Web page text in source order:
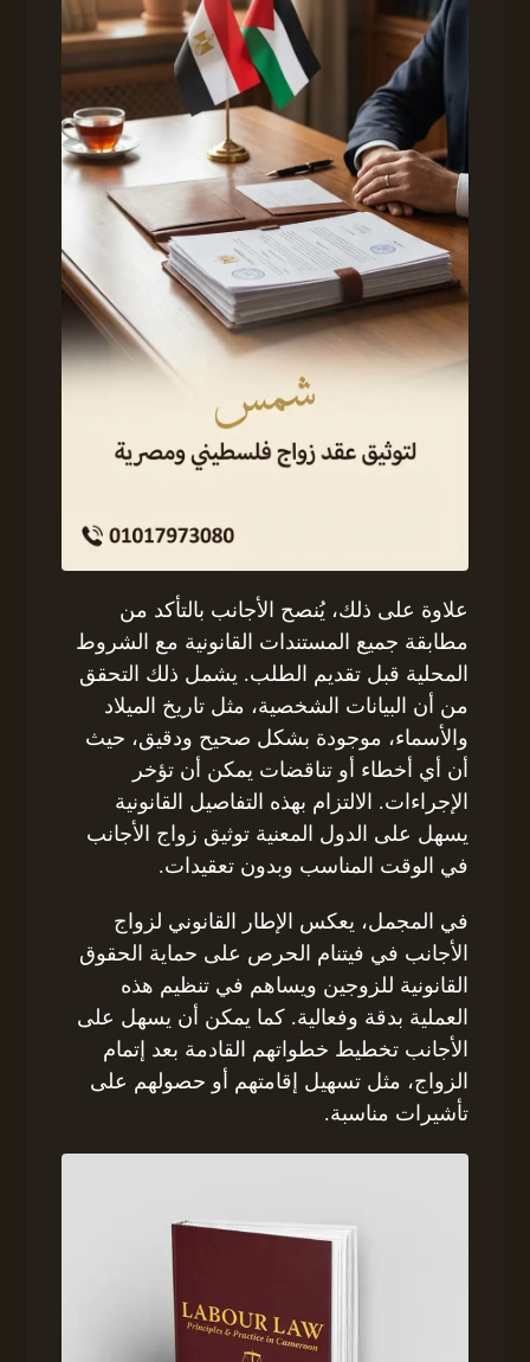
علاوة على ذلك، يُنصح الأجانب بالتأكد من
مطابقة جميع المستندات القانونية مع الشروط
المحلية قبل تقديم الطلب. يشمل ذلك التحقق
من أن البيانات الشخصية، مثل تاريخ الميلاد
والأسماء، موجودة بشكل صحيح ودقيق، حيث
أن أي أخطاء أو تناقضات يمكن أن تؤخر
الإجراءات. الالتزام بهذه التفاصيل القانونية
يسهل على الدول المعنية توثيق زواج الأجانب
في الوقت المناسب وبدون تعقيدات.
في المجمل، يعكس الإطار القانوني لزواج
الأجانب في فيتنام الحرص على حماية الحقوق
القانونية للزوجين ويساهم في تنظيم هذه
العملية بدقة وفعالية. كما يمكن أن يسهل على
الأجانب تخطيط خطواتهم القادمة بعد إتمام
الزواج، مثل تسهيل إقامتهم أو حصولهم على
تأشيرات مناسبة.